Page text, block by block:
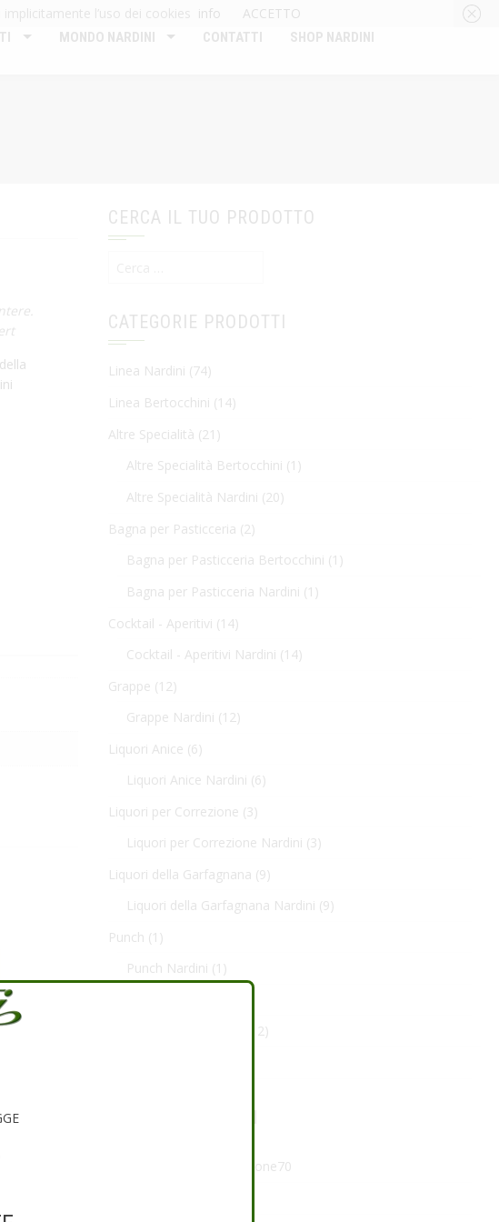
MONDO NARDINI CONTATTI SHOP NARDINI
CERCA IL TUO PRODOTTO
CATEGORIE PRODOTTI
Linea Nardini (74)
Linea Bertocchini (14)
Altre Specialità (21)
Altre Specialità Bertocchini (1)
Altre Specialità Nardini (20)
Bagna per Pasticceria (2)
Bagna per Pasticceria Bertocchini (1)
Bagna per Pasticceria Nardini (1)
Cocktail - Aperitivi (14)
Cocktail - Aperitivi Nardini (14)
Grappe (12)
Grappe Nardini (12)
Liquori Anice (6)
Liquori Anice Nardini (6)
Liquori per Correzione (3)
Liquori per Correzione Nardini (3)
Liquori della Garfagnana (9)
Liquori della Garfagnana Nardini (9)
Punch (1)
Punch Nardini (1)
(12)
ARTICOLI RECENTI
Presentazione Nuovo Leone70
l’uso dei cookies info ACCETTO